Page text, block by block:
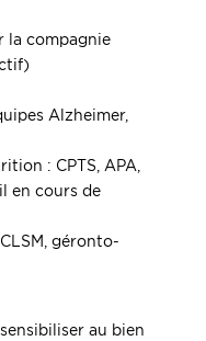
la compagnie
Alzheimer,
: CPTS, APA,
en cours de
géronto-
au bien